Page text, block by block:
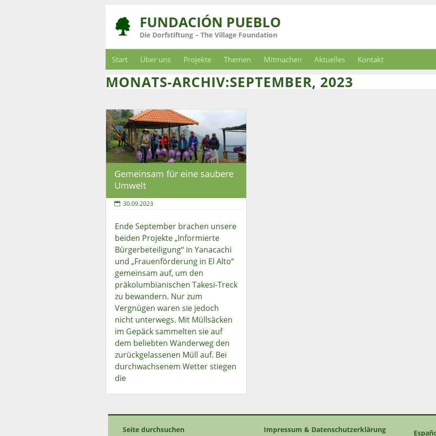
FUNDACIÓN PUEBLO
Die Dorfstiftung – The Village Foundation
Start Über uns Projekte Themen Mitmachen Aktuelles Kontakt
MONATS-ARCHIV:SEPTEMBER, 2023
Gemeinsam für eine saubere
Umwelt
30.09.2023
Ende September brachen unsere
beiden Projekte „Informierte
Bürgerbeteiligung“ in Yanacachi
und „Frauenförderung in El Alto“
gemeinsam auf, um den
präkolumbianischen Takesi-Treck
zu bewandern. Nur zum
Vergnügen waren sie jedoch
nicht unterwegs. Mit Müllsäcken
im Gepäck sammelten sie auf
dem beliebten Wanderweg den
zurückgelassenen Müll auf. Bei
durchwachsenem Wetter stiegen
die
Seite durchsuchen
Impressum & Datenschutzerklärung